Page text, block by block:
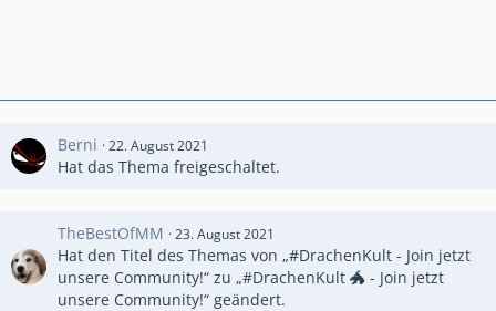
Berni 22. August 2021
Hat das Thema freigeschaltet.
TheBestOfMM 23. August 2021
Hat den Titel des Themas von „#DrachenKult - Join jetzt
unsere Community!“ zu „#DrachenKult 🐲 - Join jetzt
unsere Community!“ geändert.